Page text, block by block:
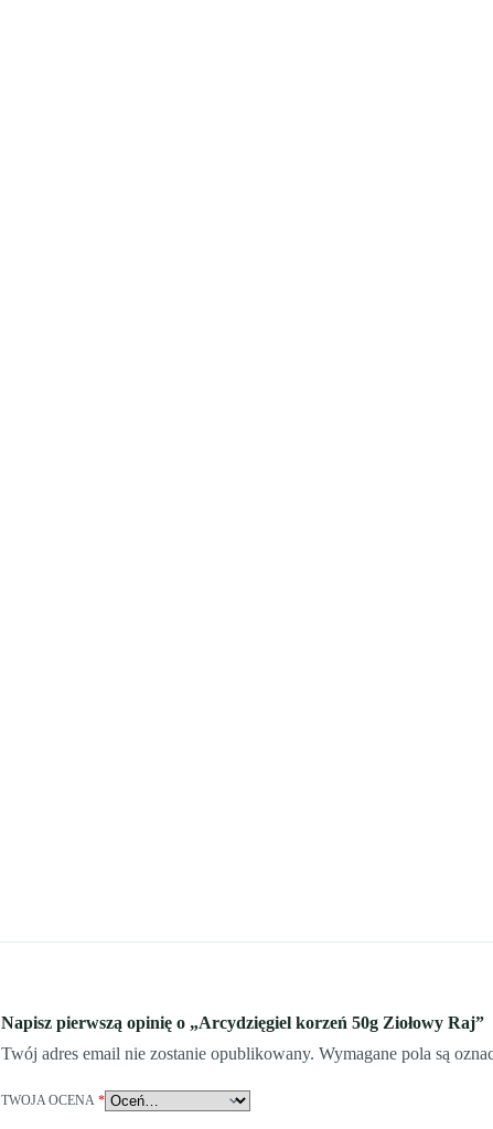
Napisz pierwszą opinię o „Arcydzięgiel korzeń 50g Ziołowy Raj”
Twój adres email nie zostanie opublikowany. Wymagane pola są
TWOJA OCENA *